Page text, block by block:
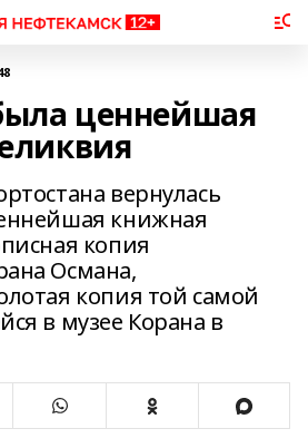
ценнейшая
вернулась
книжная
копия
Османа,
копия той самой
в музее Корана в